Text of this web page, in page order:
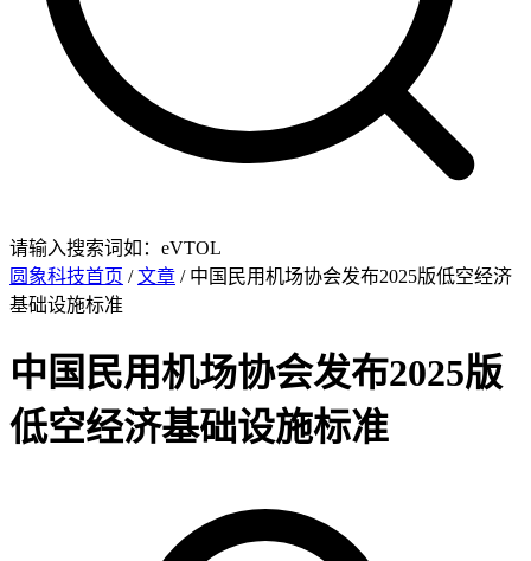
请输入搜索词如：eVTOL
圆象科技首页 /文章 / 中国民用机场协会发布2025版低空经济
基础设施标准
中国民用机场协会发布2025版
低空经济基础设施标准